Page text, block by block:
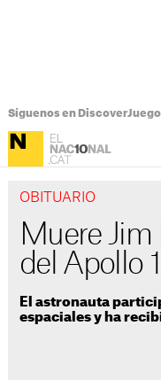
Síguenos en DiscoverJuego
OBITUARIO
Muere Jim
del Apollo
El astronauta
espaciales y ha